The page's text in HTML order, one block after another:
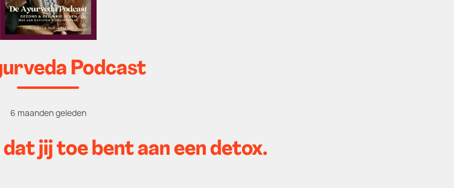
Podcast
6 maanden geleden
jij toe bent aan een detox.